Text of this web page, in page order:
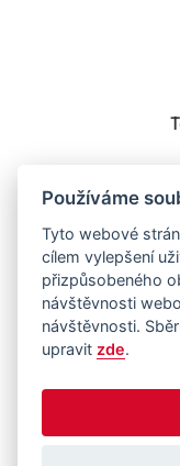
Používáme
Tyto webové
cílem vylepšení
přizpůsobeného
návštěvnosti
návštěvnosti.
upravit zde.